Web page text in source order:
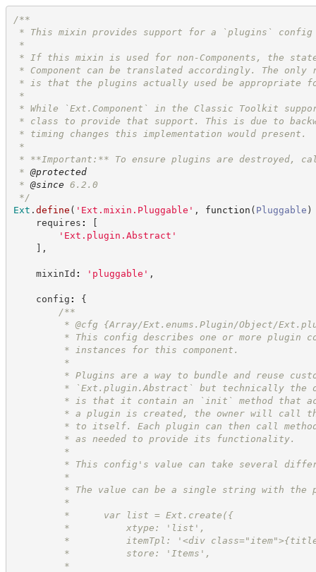
/**
* This mixin provides support for a `plugins` config
*
* If this mixin is used for non-Components, the
* Component can be translated accordingly. The
* is that the plugins actually used be appropriate
*
* While `Ext.Component` in the Classic Toolkit
* class to provide that support. This is due to
* timing changes this implementation would present.
*
* **Important:** To ensure plugins are destroyed,
* @protected
* @since 6.2.0
*/
Ext . define ( ' Ext.mixin.Pluggable ' , function ( Pluggable )
requires :
[
' Ext.plugin.Abstract '
] ,
mixinId : ' pluggable ' ,
config :
{
/**
* @cfg {Array/Ext.enums.Plugin/Object/
* This config describes one or more plugin
* instances for this component.
*
* Plugins are a way to bundle and reuse
* `Ext.plugin.Abstract` but technically the
* is that it contain an `init` method that
* a plugin is created, the owner will call the
* to itself. Each plugin can then call methods
* as needed to provide its functionality.
*
* This config's value can take several
*
* The value can be a single string with the
*
*      var list = Ext.create({
*          xtype: 'list',
*          itemTpl: '<div
*          store: 'Items',
*